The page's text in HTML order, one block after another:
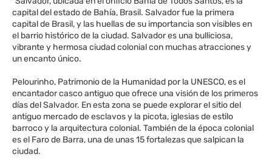
capital del estado de Bahía, Brasil. Salvador fue la primera
capital de Brasil, y las huellas de su importancia son visibles en
el barrio histórico de la ciudad. Salvador es una bulliciosa,
vibrante y hermosa ciudad colonial con muchas atracciones y
un encanto único.
Pelourinho, Patrimonio de la Humanidad por la UNESCO, es el
encantador casco antiguo que ofrece una visión de los primeros
días del Salvador. En esta zona se puede explorar el sitio del
antiguo mercado de esclavos y la picota, iglesias de estilo
barroco y la arquitectura colonial. También de la época colonial
es el Faro de Barra, una de unas 15 fortalezas que salpican la
ciudad.